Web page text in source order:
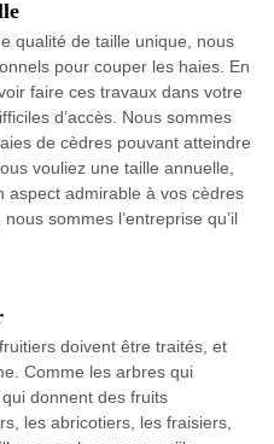
qualité de taille unique, nous
pour couper les haies. En
faire ces travaux dans votre
d’accès. Nous sommes
de cèdres pouvant atteindre
vouliez une taille annuelle,
aspect admirable à vos cèdres
sommes l’entreprise qu’il
doivent être traités, et
Comme les arbres qui
donnent des fruits
les abricotiers, les fraisiers,